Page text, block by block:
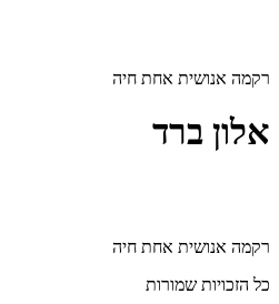
רקמה אנושית אחת חיה
אלון ברד
רקמה אנושית אחת חיה
כל הזכויות שמורות